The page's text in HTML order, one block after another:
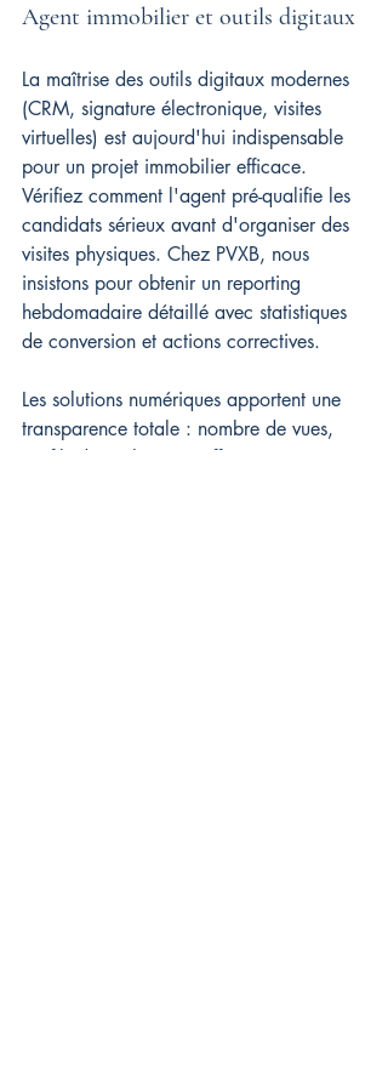
Agent immobilier et outils digitaux
La maîtrise des outils digitaux modernes
(CRM, signature électronique, visites
virtuelles) est aujourd'hui indispensable
pour un projet immobilier efficace.
Vérifiez comment l'agent pré-qualifie les
candidats sérieux avant d'organiser des
visites physiques. Chez PVXB, nous
insistons pour obtenir un reporting
hebdomadaire détaillé avec statistiques
de conversion et actions correctives.
Les solutions numériques apportent une
transparence totale : nombre de vues,
profils des acheteurs, offres en cours...